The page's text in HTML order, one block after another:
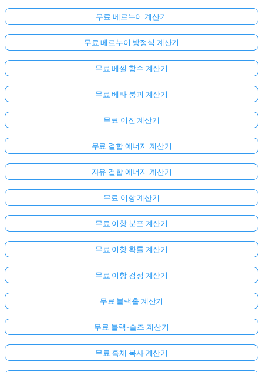
문
이
없
습
첫
번
째
질
문
하
기
무료 베르누이 계산기
무료 베르누이 방정식 계산기
무료 베셀 함수 계산기
무료 베타 붕괴 계산기
무료 이진 계산기
무료 결합 에너지 계산기
자유 결합 에너지 계산기
무료 이항 계산기
무료 이항 분포 계산기
무료 이항 확률 계산기
무료 이항 검정 계산기
무료 블랙홀 계산기
무료 블랙-숄즈 계산기
무료 흑체 복사 계산기